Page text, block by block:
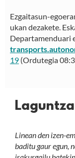
Ezgaitasun-
ukan dezakete.
Departamenduari
19 (Ordutegia
Linean den izen-
baditu gaur egun,